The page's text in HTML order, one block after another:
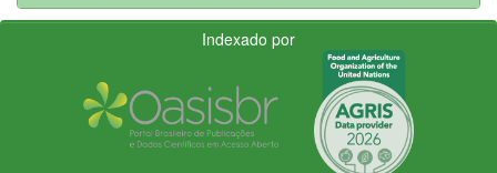
Indexado por